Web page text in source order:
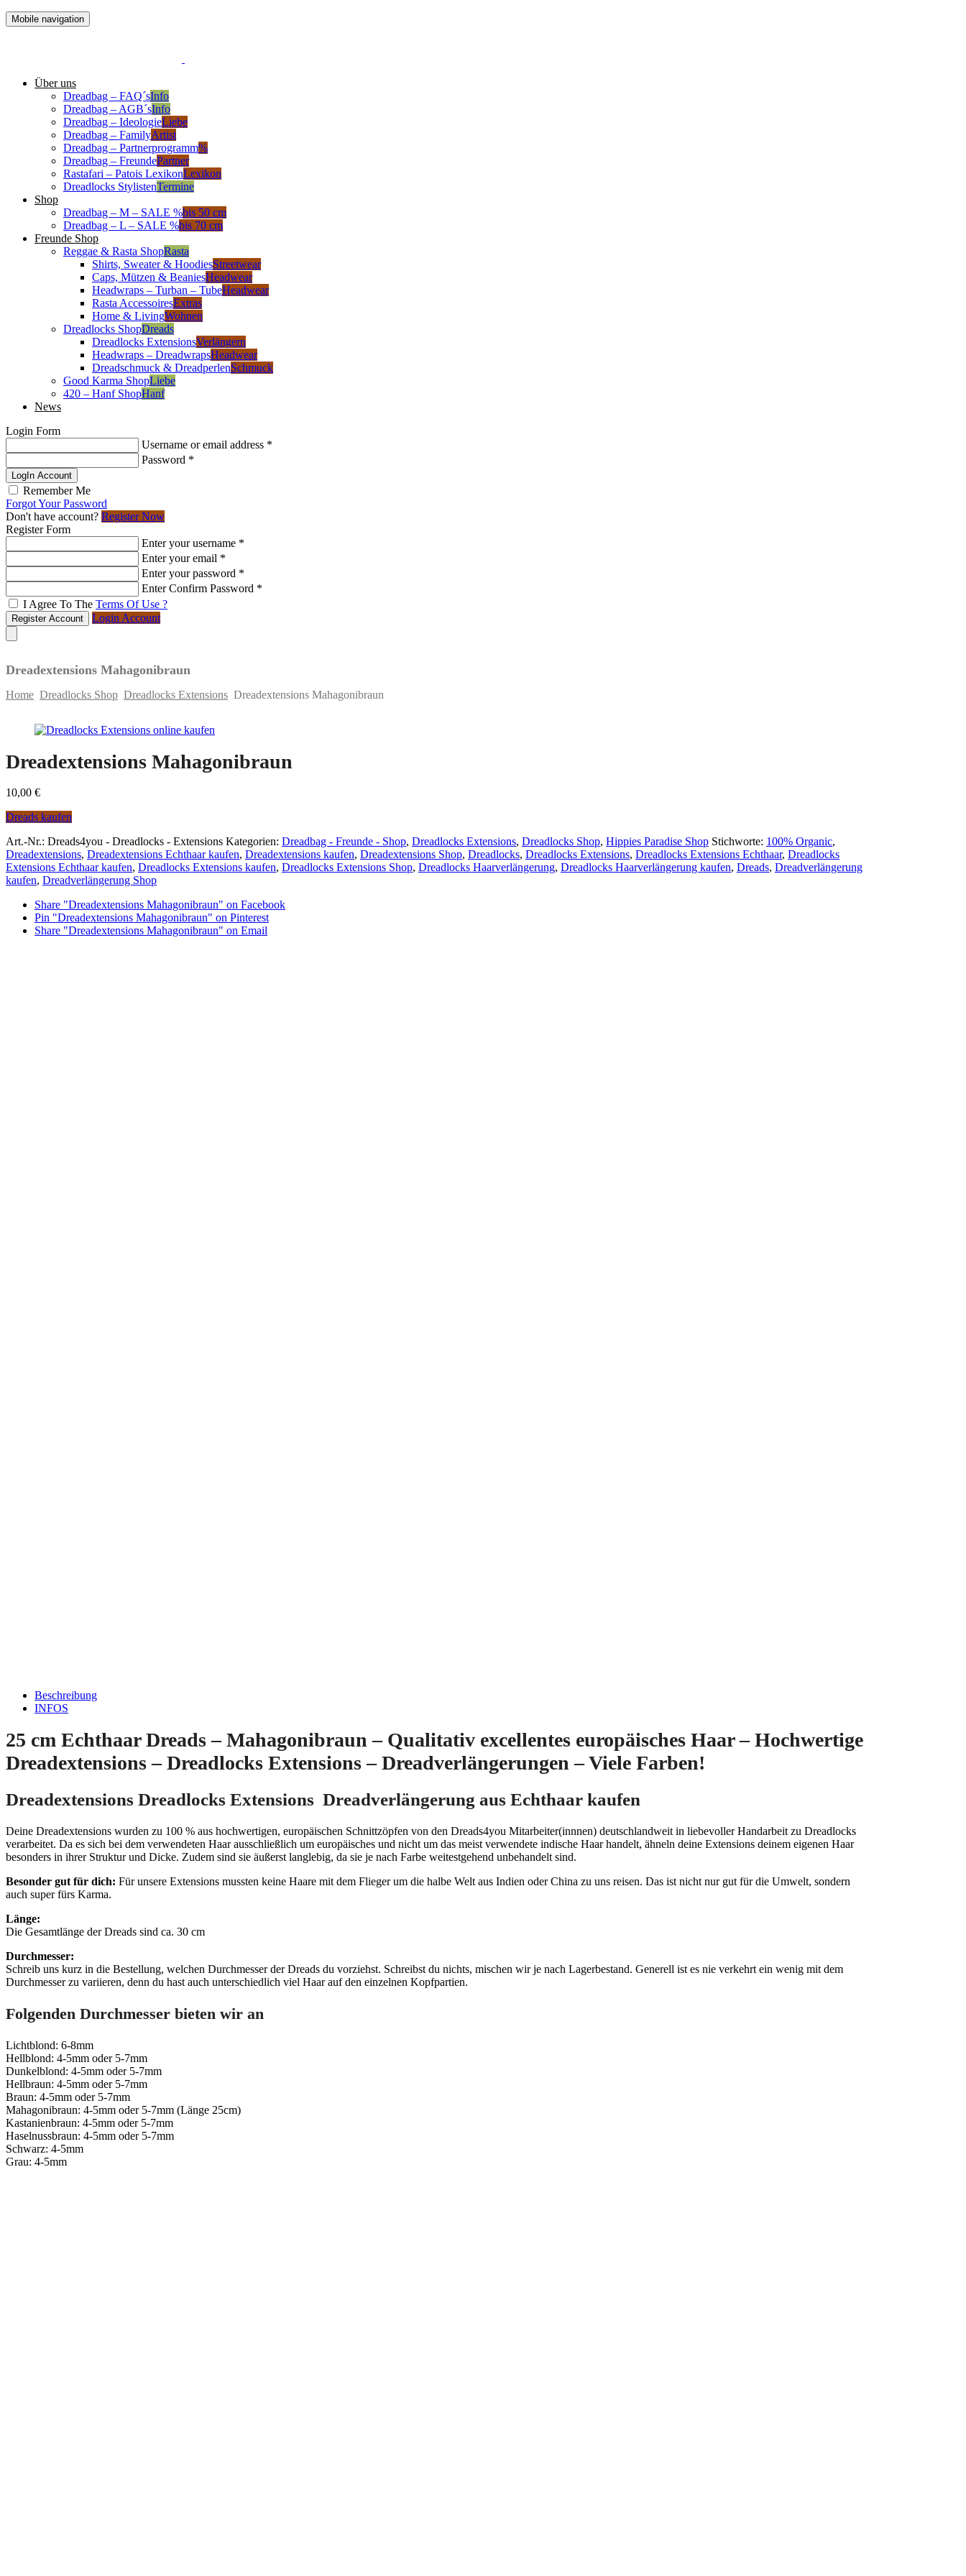
Mobile navigation
Über uns
Dreadbag – FAQ´sInfo
Dreadbag – AGB´sInfo
Dreadbag – IdeologieLiebe
Dreadbag – FamilyArtist
Dreadbag – Partnerprogramm%
Dreadbag – FreundePartner
Rastafari – Patois LexikonLexikon
Dreadlocks StylistenTermine
Shop
Dreadbag – M – SALE %bis 50 cm
Dreadbag – L – SALE %bis 70 cm
Freunde Shop
Reggae & Rasta ShopRasta
Shirts, Sweater & HoodiesStreetwear
Caps, Mützen & BeaniesHeadwear
Headwraps – Turban – TubeHeadwear
Rasta AccessoiresExtras
Home & LivingWohnen
Dreadlocks ShopDreads
Dreadlocks ExtensionsVerlängern
Headwraps – DreadwrapsHeadwear
Dreadschmuck & DreadperlenSchmuck
Good Karma ShopLiebe
420 – Hanf ShopHanf
News
Login Form
Username or email address *
Password *
LogIn Account
Remember Me
Forgot Your Password
Don't have account? Register Now
Register Form
Enter your username *
Enter your email *
Enter your password *
Enter Confirm Password *
I Agree To The Terms Of Use ?
Register Account Login Account
Dreadextensions Mahagonibraun
Home Dreadlocks Shop Dreadlocks Extensions Dreadextensions Mahagonibraun
content
Dreadextensions Mahagonibraun
10,00 €
Dreads kaufen
Art.-Nr.: Dreads4you - Dreadlocks - Extensions Kategorien: Dreadbag - Freunde - Shop, Dreadlocks Extensions, Dreadlocks Shop, Hippies Paradise Shop Stichworte: 100% Organic,
Dreadextensions, Dreadextensions Echthaar kaufen, Dreadextensions kaufen, Dreadextensions Shop, Dreadlocks, Dreadlocks Extensions, Dreadlocks Extensions Echthaar, Dreadlocks
Extensions Echthaar kaufen, Dreadlocks Extensions kaufen, Dreadlocks Extensions Shop, Dreadlocks Haarverlängerung, Dreadlocks Haarverlängerung kaufen, Dreads, Dreadverlängerung
kaufen, Dreadverlängerung Shop
Share "Dreadextensions Mahagonibraun" on Facebook
Pin "Dreadextensions Mahagonibraun" on Pinterest
Share "Dreadextensions Mahagonibraun" on Email
Beschreibung
INFOS
25 cm Echthaar Dreads – Mahagonibraun – Qualitativ excellentes europäisches Haar – Hochwertige
Dreadextensions – Dreadlocks Extensions – Dreadverlängerungen – Viele Farben!
Dreadextensions Dreadlocks Extensions Dreadverlängerung aus Echthaar kaufen
Deine Dreadextensions wurden zu 100 % aus hochwertigen, europäischen Schnittzöpfen von den Dreads4you Mitarbeiter(innnen) deutschlandweit in liebevoller Handarbeit zu Dreadlocks
verarbeitet. Da es sich bei dem verwendeten Haar ausschließlich um europäisches und nicht um das meist verwendete indische Haar handelt, ähneln deine Extensions deinem eigenen Haar
besonders in ihrer Struktur und Dicke. Zudem sind sie äußerst langlebig, da sie je nach Farbe weitestgehend unbehandelt sind.
Besonder gut für dich: Für unsere Extensions mussten keine Haare mit dem Flieger um die halbe Welt aus Indien oder China zu uns reisen. Das ist nicht nur gut für die Umwelt, sondern
auch super fürs Karma.
Länge:
Die Gesamtlänge der Dreads sind ca. 30 cm
Durchmesser:
Schreib uns kurz in die Bestellung, welchen Durchmesser der Dreads du vorziehst. Schreibst du nichts, mischen wir je nach Lagerbestand. Generell ist es nie verkehrt ein wenig mit dem
Durchmesser zu variieren, denn du hast auch unterschiedlich viel Haar auf den einzelnen Kopfpartien.
Folgenden Durchmesser bieten wir an
Lichtblond: 6-8mm
Hellblond: 4-5mm oder 5-7mm
Dunkelblond: 4-5mm oder 5-7mm
Hellbraun: 4-5mm oder 5-7mm
Braun: 4-5mm oder 5-7mm
Mahagonibraun: 4-5mm oder 5-7mm (Länge 25cm)
Kastanienbraun: 4-5mm oder 5-7mm
Haselnussbraun: 4-5mm oder 5-7mm
Schwarz: 4-5mm
Grau: 4-5mm